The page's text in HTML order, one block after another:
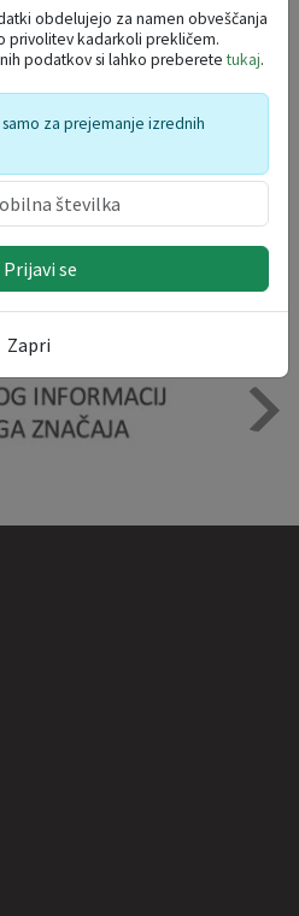
če pe so ne
30 31 1
2
6 7 8
9
13 14 15
16
27 28
3 4 5 6
obdelujejo za namen obveščanja
privolitev kadarkoli prekličem.
podatkov si lahko preberetetukaj.
za prejemanje izrednih
Prijavi se
Zapri